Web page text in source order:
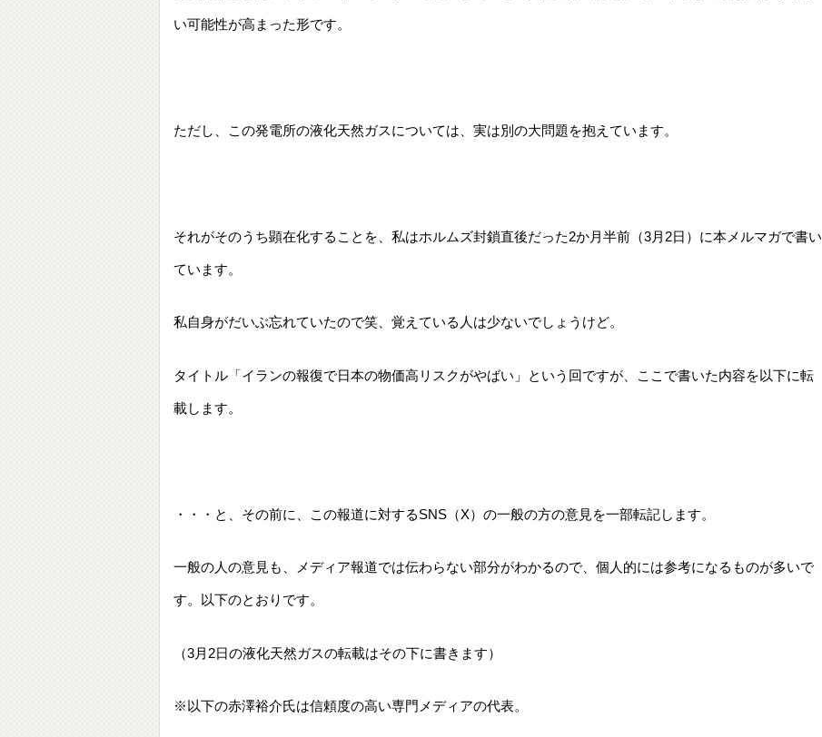
い可能性が高まった形です。
ただし、この発電所の液化天然ガスについては、実は別の大問題を抱えています。
それがそのうち顕在化することを、私はホルムズ封鎖直後だった2か月半前（3月2日）に本メルマガで書い
ています。
私自身がだいぶ忘れていたので笑、覚えている人は少ないでしょうけど。
タイトル「イランの報復で日本の物価高リスクがやばい」という回ですが、ここで書いた内容を以下に転
載します。
・・・と、その前に、この報道に対するSNS（X）の一般の方の意見を一部転記します。
一般の人の意見も、メディア報道では伝わらない部分がわかるので、個人的には参考になるものが多いで
す。以下のとおりです。
（3月2日の液化天然ガスの転載はその下に書きます）
※以下の赤澤裕介氏は信頼度の高い専門メディアの代表。